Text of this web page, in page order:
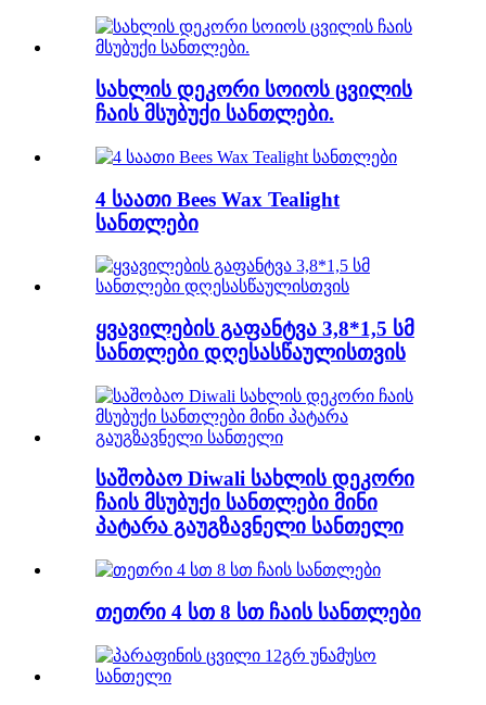
სახლის დეკორი სოიოს ცვილის
ჩაის მსუბუქი სანთლები.
4 საათი Bees Wax Tealight
სანთლები
ყვავილების გაფანტვა 3,8*1,5 სმ
სანთლები დღესასწაულისთვის
საშობაო Diwali სახლის დეკორი
ჩაის მსუბუქი სანთლები მინი
პატარა გაუგზავნელი სანთელი
თეთრი 4 სთ 8 სთ ჩაის სანთლები